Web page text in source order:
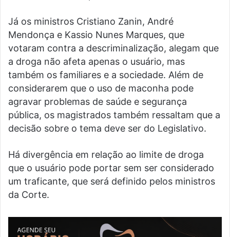
Já os ministros Cristiano Zanin, André
Mendonça e Kassio Nunes Marques, que
votaram contra a descriminalização, alegam que
a droga não afeta apenas o usuário, mas
também os familiares e a sociedade. Além de
considerarem que o uso de maconha pode
agravar problemas de saúde e segurança
pública, os magistrados também ressaltam que a
decisão sobre o tema deve ser do Legislativo.
Há divergência em relação ao limite de droga
que o usuário pode portar sem ser considerado
um traficante, que será definido pelos ministros
da Corte.